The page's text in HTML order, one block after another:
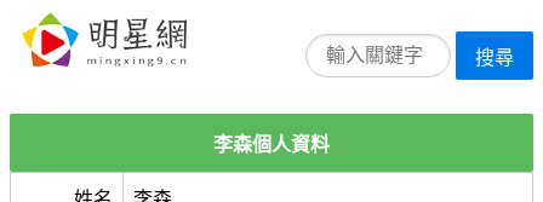
搜尋
李森個人資料